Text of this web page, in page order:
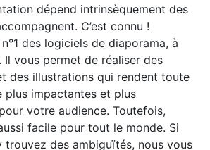
dépend intrinsèquement des
C’est connu !
des logiciels de diaporama, à
Il vous permet de réaliser des
des illustrations qui rendent toute
plus impactantes et plus
votre audience. Toutefois,
facile pour tout le monde. Si
trouvez des ambiguïtés, nous vous